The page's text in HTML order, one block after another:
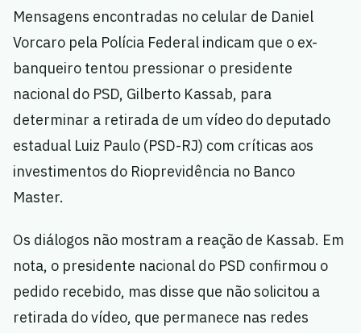
Mensagens encontradas no celular de Daniel
Vorcaro pela Polícia Federal indicam que o ex-
banqueiro tentou pressionar o presidente
nacional do PSD, Gilberto Kassab, para
determinar a retirada de um vídeo do deputado
estadual Luiz Paulo (PSD-RJ) com críticas aos
investimentos do Rioprevidência no Banco
Master.
Os diálogos não mostram a reação de Kassab. Em
nota, o presidente nacional do PSD confirmou o
pedido recebido, mas disse que não solicitou a
retirada do vídeo, que permanece nas redes